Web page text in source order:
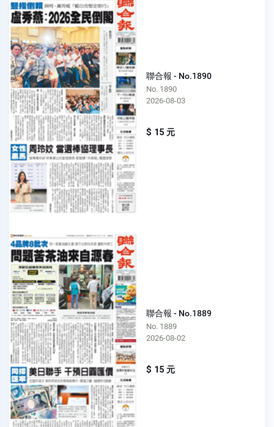
聯合報 - No.1890
No. 1890
2026-08-03
$ 15 元
聯合報 - No.1889
No. 1889
2026-08-02
$ 15 元